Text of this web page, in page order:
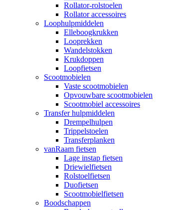
Rollator-rolstoelen
Rollator accessoires
Loophulpmiddelen
Elleboogkrukken
Looprekken
Wandelstokken
Krukdoppen
Loopfietsen
Scootmobielen
Vaste scootmobielen
Opvouwbare scootmobielen
Scootmobiel accessoires
Transfer hulpmiddelen
Drempelhulpen
Trippelstoelen
Transferplanken
vanRaam fietsen
Lage instap fietsen
Driewielfietsen
Rolstoelfietsen
Duofietsen
Scootmobielfietsen
Boodschappen